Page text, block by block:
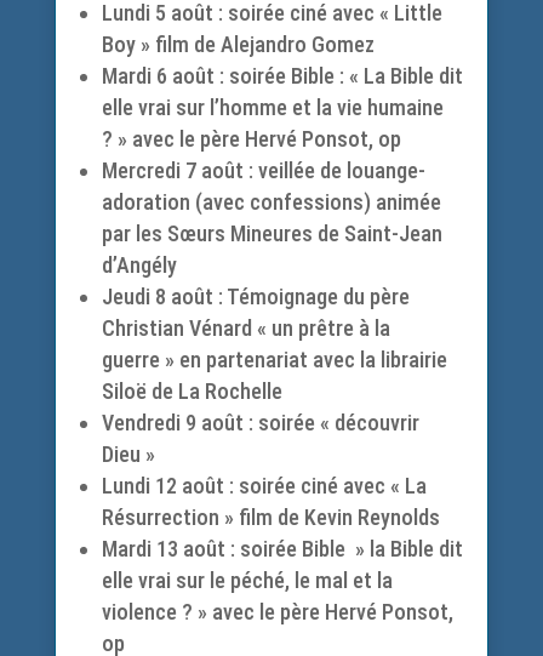
Lundi 5 août : soirée ciné avec « Little
Boy » film de Alejandro Gomez
Mardi 6 août : soirée Bible : « La Bible dit
elle vrai sur l’homme et la vie humaine
? » avec le père Hervé Ponsot, op
Mercredi 7 août : veillée de louange-
adoration (avec confessions) animée
par les Sœurs Mineures de Saint-Jean
d’Angély
Jeudi 8 août : Témoignage du père
Christian Vénard « un prêtre à la
guerre » en partenariat avec la librairie
Siloë de La Rochelle
Vendredi 9 août : soirée « découvrir
Dieu »
Lundi 12 août : soirée ciné avec « La
Résurrection » film de Kevin Reynolds
Mardi 13 août : soirée Bible » la Bible dit
elle vrai sur le péché, le mal et la
violence ? » avec le père Hervé Ponsot,
op